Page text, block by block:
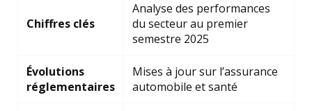
Chiffres clés
Analyse des performances
du secteur au premier
semestre 2025
Évolutions
réglementaires
Mises à jour sur l’assurance
automobile et santé